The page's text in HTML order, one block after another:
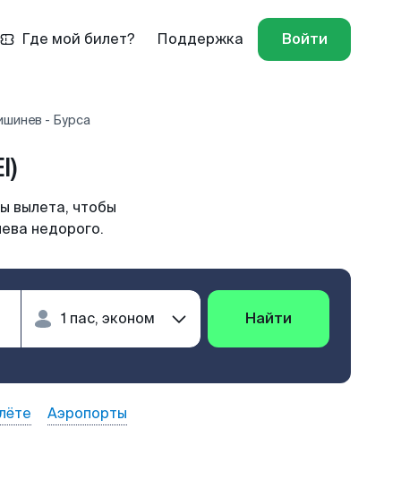
Где мой билет? Поддержка Войти
- Бурса
вылета, чтобы
недорого.
Найти
Аэропорты